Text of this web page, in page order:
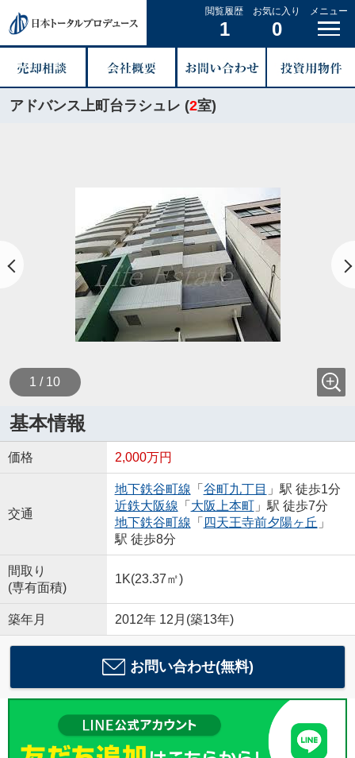
閲覧履歴
1
お気に入り
0
メニュー
アドバンス上町台ラシュレ (2室)
1 / 10
基本情報
価格 2,000万円
交通
地下鉄谷町線 「 谷町九丁目 」駅 徒歩1分
近鉄大阪線 「 大阪上本町」駅 徒歩7分
地下鉄谷町線 「 四天王寺前夕陽ヶ丘 」
駅 徒歩8分
間取り
(専有面積)
1K(23.37㎡)
築年月 2012年 12月(築13年)
お問い合わせ(無料)